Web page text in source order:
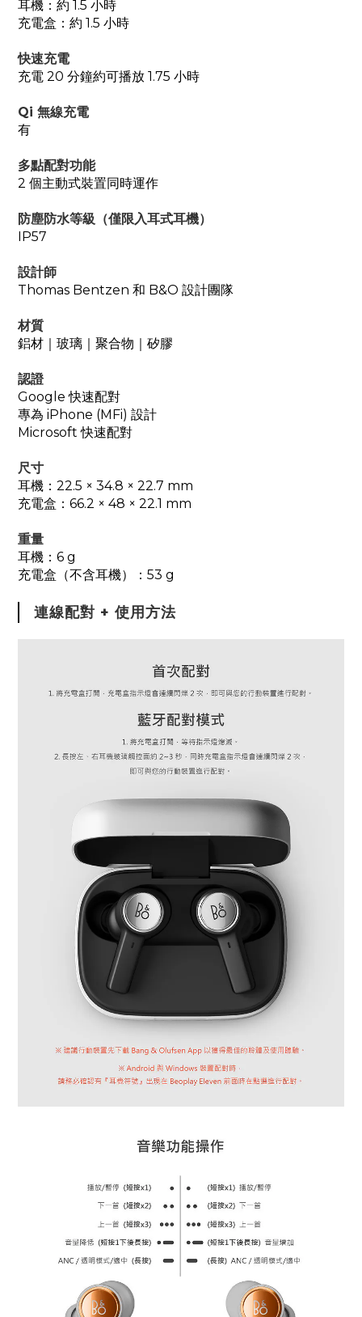
耳機：約 1.5 小時
充電盒：約 1.5 小時
快速充電
充電 20 分鐘約可播放 1.75 小時
Qi 無線充電
有
多點配對功能
2 個主動式裝置同時運作
防塵防水等級（僅限入耳式耳機）
IP57
設計師
Thomas Bentzen 和 B&O 設計團隊
材質
鋁材｜玻璃｜聚合物｜矽膠
認證
Google 快速配對
專為 iPhone (MFi) 設計
Microsoft 快速配對
尺寸
耳機：22.5 × 34.8 × 22.7 mm
充電盒：66.2 × 48 × 22.1 mm
重量
耳機：6 g
充電盒（不含耳機）：53 g
連線配對 + 使用方法